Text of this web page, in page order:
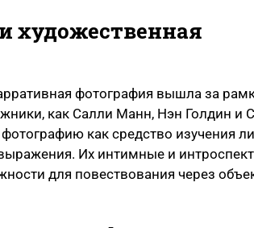
художественная
фотография вышла за
как Салли Манн, Нэн Голдин и
как средство изучения
Их интимные и
для повествования через